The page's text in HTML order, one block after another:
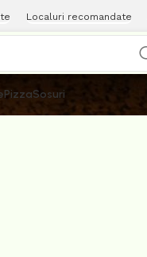
Localuri recomandate
PizzaSosuri